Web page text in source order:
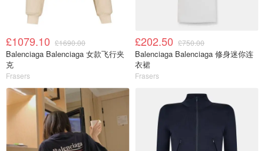
£1079.10 £1690.00
Balenciaga Balenciaga 女款飞行夹
克
Frasers
£202.50 £750.00
Balenciaga Balenciaga 修身迷你连
衣裙
Frasers